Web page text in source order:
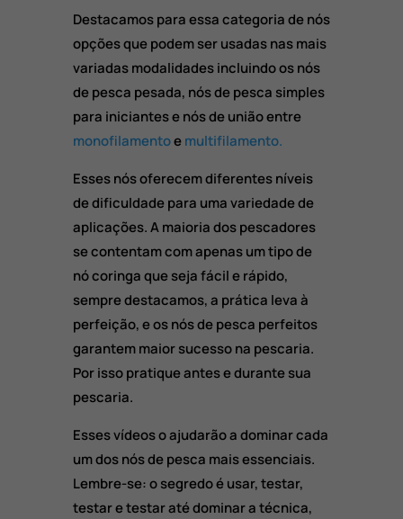
Destacamos para essa categoria de nós
opções que podem ser usadas nas mais
variadas modalidades incluindo os nós
de pesca pesada, nós de pesca simples
para iniciantes e nós de união entre
monofilamentoemultifilamento.
Esses nós oferecem diferentes níveis
de dificuldade para uma variedade de
aplicações. A maioria dos pescadores
se contentam com apenas um tipo de
nó coringa que seja fácil e rápido,
sempre destacamos, a prática leva à
perfeição, e os nós de pesca perfeitos
garantem maior sucesso na pescaria.
Por isso pratique antes e durante sua
pescaria.
Esses vídeos o ajudarão a dominar cada
um dos nós de pesca mais essenciais.
Lembre-se: o segredo é usar, testar,
testar e testar até dominar a técnica,